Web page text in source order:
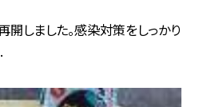
開しました。感染対策をしっかり